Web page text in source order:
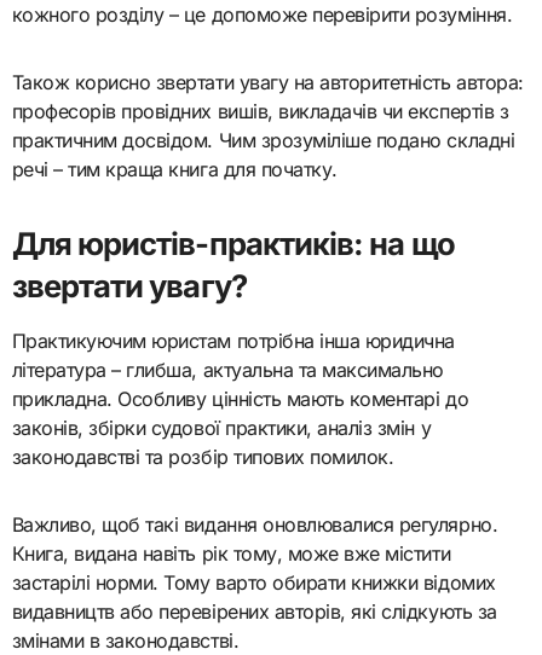
кожного розділу – це допоможе перевірити розуміння.
Також корисно звертати увагу на авторитетність автора:
професорів провідних вишів, викладачів чи експертів з
практичним досвідом. Чим зрозуміліше подано складні
речі – тим краща книга для початку.
Для юристів-практиків: на що
звертати увагу?
Практикуючим юристам потрібна інша юридична
література – глибша, актуальна та максимально
прикладна. Особливу цінність мають коментарі до
законів, збірки судової практики, аналіз змін у
законодавстві та розбір типових помилок.
Важливо, щоб такі видання оновлювалися регулярно.
Книга, видана навіть рік тому, може вже містити
застарілі норми. Тому варто обирати книжки відомих
видавництв або перевірених авторів, які слідкують за
змінами в законодавстві.